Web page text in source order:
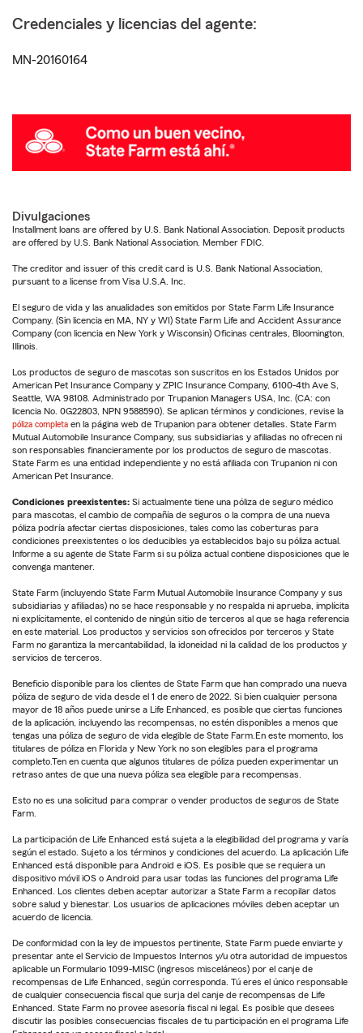
Credenciales y licencias del agente:
MN-20160164
Divulgaciones
Installment loans are offered by U.S. Bank National Association. Deposit products
are offered by U.S. Bank National Association. Member FDIC.
The creditor and issuer of this credit card is U.S. Bank National Association,
pursuant to a license from Visa U.S.A. Inc.
El seguro de vida y las anualidades son emitidos por State Farm Life Insurance
Company. (Sin licencia en MA, NY y WI) State Farm Life and Accident Assurance
Company (con licencia en New York y Wisconsin) Oficinas centrales, Bloomington,
Illinois.
Los productos de seguro de mascotas son suscritos en los Estados Unidos por
American Pet Insurance Company y ZPIC Insurance Company, 6100-4th Ave S,
Seattle, WA 98108. Administrado por Trupanion Managers USA, Inc. (CA: con
licencia No. 0G22803, NPN 9588590). Se aplican términos y condiciones, revise la
póliza completa en la página web de Trupanion para obtener detalles. State Farm
Mutual Automobile Insurance Company, sus subsidiarias y afiliadas no ofrecen ni
son responsables financieramente por los productos de seguro de mascotas.
State Farm es una entidad independiente y no está afiliada con Trupanion ni con
American Pet Insurance.
Condiciones preexistentes: Si actualmente tiene una póliza de seguro médico
para mascotas, el cambio de compañía de seguros o la compra de una nueva
póliza podría afectar ciertas disposiciones, tales como las coberturas para
condiciones preexistentes o los deducibles ya establecidos bajo su póliza actual.
Informe a su agente de State Farm si su póliza actual contiene disposiciones que le
convenga mantener.
State Farm (incluyendo State Farm Mutual Automobile Insurance Company y sus
subsidiarias y afiliadas) no se hace responsable y no respalda ni aprueba, implícita
ni explícitamente, el contenido de ningún sitio de terceros al que se haga referencia
en este material. Los productos y servicios son ofrecidos por terceros y State
Farm no garantiza la mercantabilidad, la idoneidad ni la calidad de los productos y
servicios de terceros.
Beneficio disponible para los clientes de State Farm que han comprado una nueva
póliza de seguro de vida desde el 1 de enero de 2022. Si bien cualquier persona
mayor de 18 años puede unirse a Life Enhanced, es posible que ciertas funciones
de la aplicación, incluyendo las recompensas, no estén disponibles a menos que
tengas una póliza de seguro de vida elegible de State Farm.En este momento, los
titulares de póliza en Florida y New York no son elegibles para el programa
completo.Ten en cuenta que algunos titulares de póliza pueden experimentar un
retraso antes de que una nueva póliza sea elegible para recompensas.
Esto no es una solicitud para comprar o vender productos de seguros de State
Farm.
La participación de Life Enhanced está sujeta a la elegibilidad del programa y varía
según el estado. Sujeto a los términos y condiciones del acuerdo. La aplicación Life
Enhanced está disponible para Android e iOS. Es posible que se requiera un
dispositivo móvil iOS o Android para usar todas las funciones del programa Life
Enhanced. Los clientes deben aceptar autorizar a State Farm a recopilar datos
sobre salud y bienestar. Los usuarios de aplicaciones móviles deben aceptar un
acuerdo de licencia.
De conformidad con la ley de impuestos pertinente, State Farm puede enviarte y
presentar ante el Servicio de Impuestos Internos y/u otra autoridad de impuestos
aplicable un Formulario 1099-MISC (ingresos misceláneos) por el canje de
recompensas de Life Enhanced, según corresponda. Tú eres el único responsable
de cualquier consecuencia fiscal que surja del canje de recompensas de Life
Enhanced. State Farm no provee asesoría fiscal ni legal. Es posible que desees
discutir las posibles consecuencias fiscales de tu participación en el programa Life